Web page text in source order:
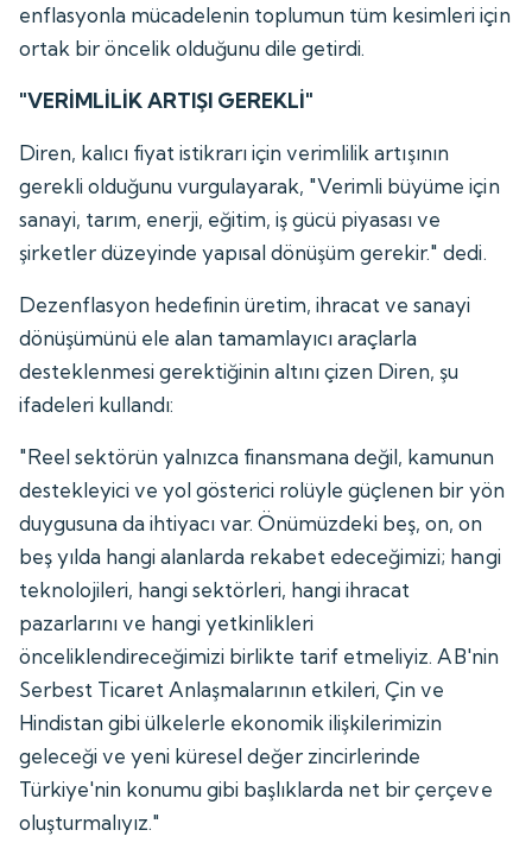
enflasyonla mücadelenin toplumun tüm kesimleri için
ortak bir öncelik olduğunu dile getirdi.
"VERİMLİLİK ARTIŞI GEREKLİ"
Diren, kalıcı fiyat istikrarı için verimlilik artışının
gerekli olduğunu vurgulayarak, "Verimli büyüme için
sanayi, tarım, enerji, eğitim, iş gücü piyasası ve
şirketler düzeyinde yapısal dönüşüm gerekir." dedi.
Dezenflasyon hedefinin üretim, ihracat ve sanayi
dönüşümünü ele alan tamamlayıcı araçlarla
desteklenmesi gerektiğinin altını çizen Diren, şu
ifadeleri kullandı:
"Reel sektörün yalnızca finansmana değil, kamunun
destekleyici ve yol gösterici rolüyle güçlenen bir yön
duygusuna da ihtiyacı var. Önümüzdeki beş, on, on
beş yılda hangi alanlarda rekabet edeceğimizi; hangi
teknolojileri, hangi sektörleri, hangi ihracat
pazarlarını ve hangi yetkinlikleri
önceliklendireceğimizi birlikte tarif etmeliyiz. AB'nin
Serbest Ticaret Anlaşmalarının etkileri, Çin ve
Hindistan gibi ülkelerle ekonomik ilişkilerimizin
geleceği ve yeni küresel değer zincirlerinde
Türkiye'nin konumu gibi başlıklarda net bir çerçeve
oluşturmalıyız."